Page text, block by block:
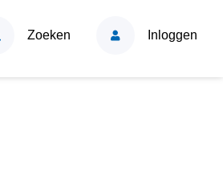
Zoeken Inloggen